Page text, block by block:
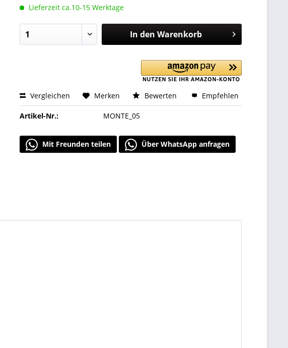
Lieferzeit ca.10-15 Werktage
In den Warenkorb
Vergleichen Merken Bewerten Empfehlen
Artikel-Nr.: MONTE_05
Mit Freunden teilen Über WhatsApp anfragen